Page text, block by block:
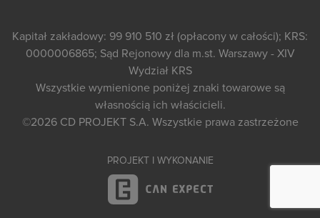
Kapitał zakładowy: 99 910 510 zł (opłacony w całości); KRS:
0000006865; Sąd Rejonowy dla m.st. Warszawy - XIV
Wydział KRS
Wszystkie wymienione poniżej znaki towarowe są
własnością ich właścicieli.
©2026 CD PROJEKT S.A. Wszystkie prawa zastrzeżone
PROJEKT I WYKONANIE